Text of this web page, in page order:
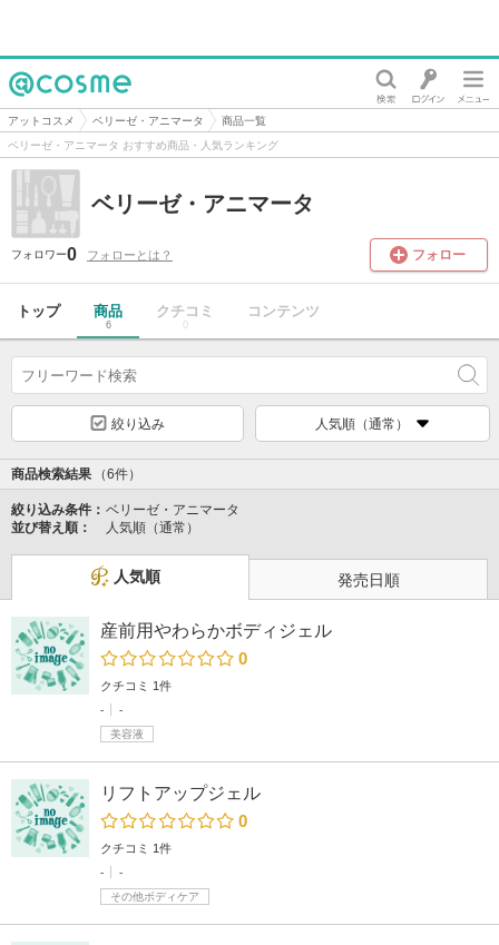
@cosme
アットコスメ ベリーゼ・アニマータ
商品一覧
ベリーゼ・アニマータ おすすめ商品・人気ランキング
ベリーゼ・アニマータ
フォロワー0 フォローとは？ フォロー
トップ 商品
6
クチコミ
0
コンテンツ
絞り込み 人気順（通常）
商品検索結果 （6件）
絞り込み条件： ベリーゼ・アニマータ
並び替え順：
人気順（通常）
人気順 発売日順
産前用やわらかボディジェル
0
クチコミ 1件
-
-
美容液
リフトアップジェル
0
クチコミ 1件
-
-
その他ボディケア